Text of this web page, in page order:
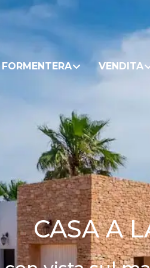
VENDITA
CASA A